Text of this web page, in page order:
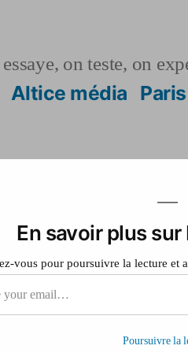
on teste, on
Altice média
Laisser un commentaire
En savoir plus sur
vous pour poursuivre la lecture et
Poursuivre la